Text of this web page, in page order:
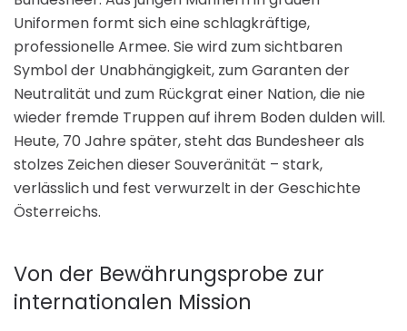
Uniformen formt sich eine schlagkräftige,
professionelle Armee. Sie wird zum sichtbaren
Symbol der Unabhängigkeit, zum Garanten der
Neutralität und zum Rückgrat einer Nation, die nie
wieder fremde Truppen auf ihrem Boden dulden will.
Heute, 70 Jahre später, steht das Bundesheer als
stolzes Zeichen dieser Souveränität – stark,
verlässlich und fest verwurzelt in der Geschichte
Österreichs.
Von der Bewährungsprobe zur
internationalen Mission